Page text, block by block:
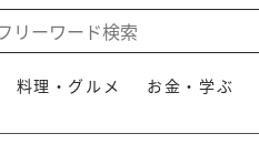
料理・グルメ お金・学ぶ